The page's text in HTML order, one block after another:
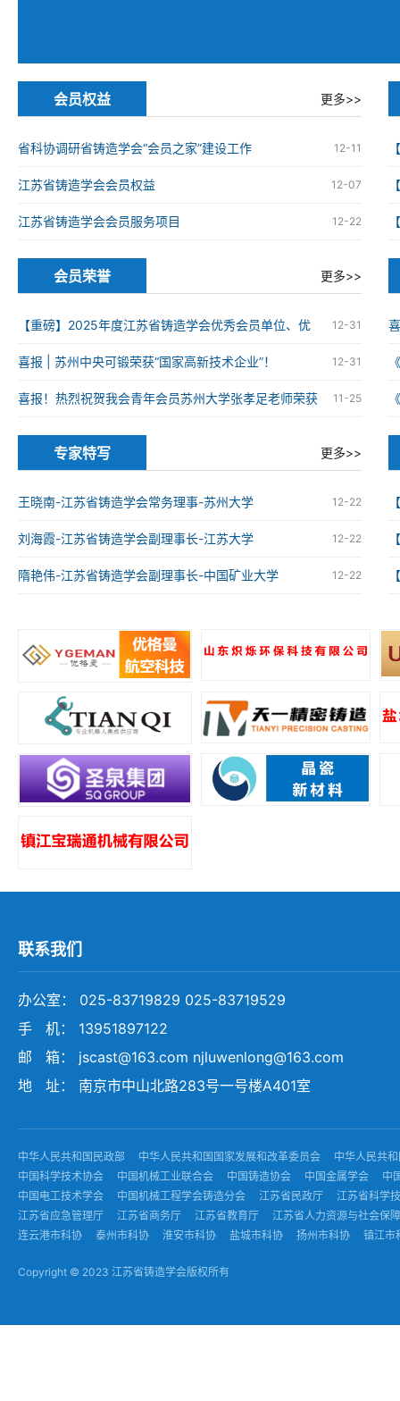
会员权益 更多>>
12-11
省科协调研省铸造学会“会员之家”建设工作
12-07
江苏省铸造学会会员权益
12-22
江苏省铸造学会会员服务项目
会员荣誉 更多>>
12-31
【重磅】2025年度江苏省铸造学会优秀会员单位、优
秀科技工作者、优秀青年科技工作者获奖名单 12-31
喜报 | 苏州中央可锻荣获“国家高新技术企业”！
11-25
喜报！热烈祝贺我会青年会员苏州大学张孝足老师荣获
2025年度资源循环利用领域优秀博士学位论文
专家特写 更多>>
12-22
王晓南-江苏省铸造学会常务理事-苏州大学
12-22
刘海霞-江苏省铸造学会副理事长-江苏大学
12-22
隋艳伟-江苏省铸造学会副理事长-中国矿业大学
联系我们
办公室： 025-83719829 025-83719529
手 机： 13951897122
邮 箱： jscast@163.com njluwenlong@163.com
地 址： 南京市中山北路283号一号楼A401室
中华人民共和国民政部 中华人民共和国国家发展和改革委员会
中华人民共
中国科学技术协会
中国机械工业联合会 中国铸造协会 中国金属学会
中
中国电工技术学会
中国机械工程学会铸造分会 江苏省民政厅
江苏省科学
江苏省应急管理厅
江苏省商务厅 江苏省教育厅
江苏省人力资源与社会保
连云港市科协
泰州市科协 淮安市科协 盐城市科协 扬州市科协 镇江市
Copyright © 2023 江苏省铸造学会版权所有